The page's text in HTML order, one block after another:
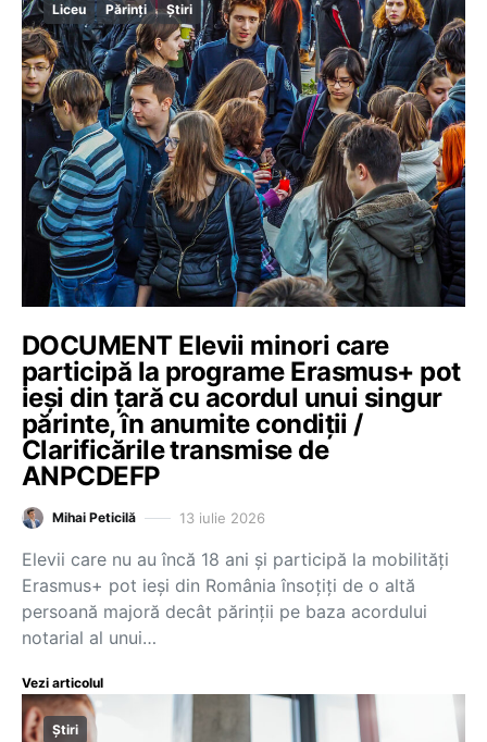
Liceu Părinți Știri
DOCUMENT Elevii minori care
participă la programe Erasmus+ pot
ieși din țară cu acordul unui singur
părinte, în anumite condiții /
Clarificările transmise de
ANPCDEFP
Mihai Peticilă 13 iulie 2026
Elevii care nu au încă 18 ani și participă la mobilități
Erasmus+ pot ieși din România însoțiți de o altă
persoană majoră decât părinții pe baza acordului
notarial al unui…
Vezi articolul
Știri